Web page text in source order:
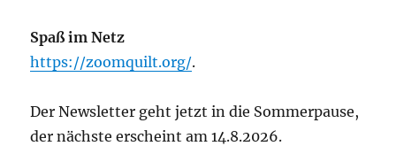
Spaß im Netz
https://zoomquilt.org/.
Der Newsletter geht jetzt in die Sommerpause,
der nächste erscheint am 14.8.2026.